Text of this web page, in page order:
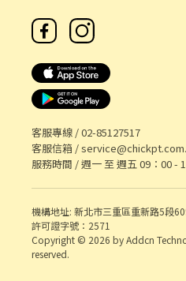
客服專線 /02-85127517
客服信箱 /
服務時間 / 週一 至 週五 09：00 -
機構地址: 新北市三重區重新路5段
許可證字號：2571
Copyright © 2026 by Addcn
reserved.